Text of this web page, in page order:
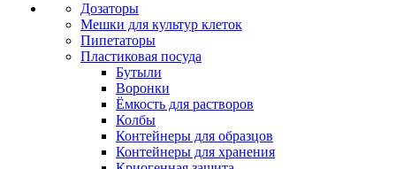
Дозаторы
Мешки для культур клеток
Пипетаторы
Пластиковая посуда
Бутыли
Воронки
Ёмкость для растворов
Колбы
Контейнеры для образцов
Контейнеры для хранения